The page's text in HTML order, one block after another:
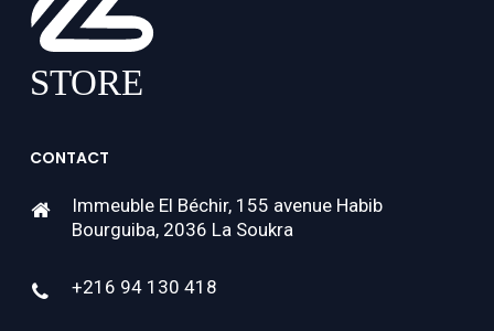
CONTACT
Immeuble El Béchir, 155 avenue Habib
Bourguiba, 2036 La Soukra
+216 94 130 418